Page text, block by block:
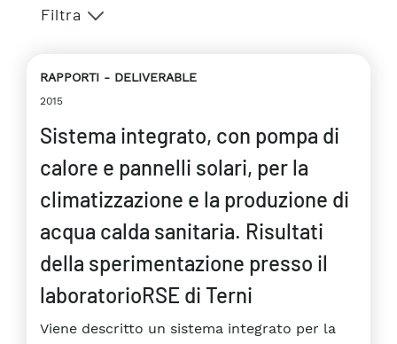
Filtra
RAPPORTI DELIVERABLE
2015
Sistema integrato, con pompa di
calore e pannelli solari, per la
climatizzazione e la produzione di
acqua calda sanitaria. Risultati
della sperimentazione presso il
laboratorioRSE di Terni
Viene descritto un sistema integrato per la